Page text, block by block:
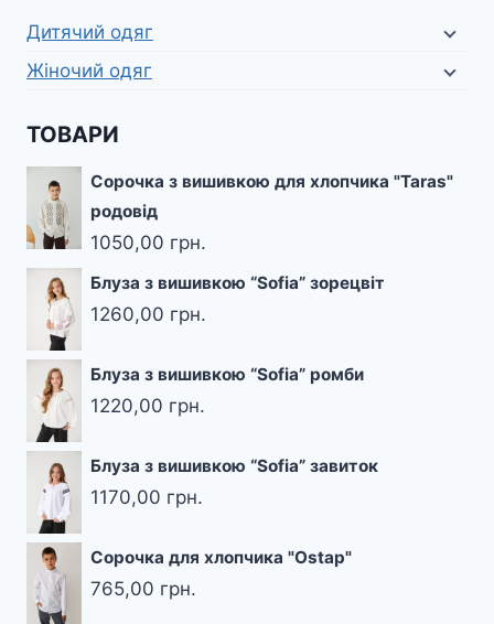
Дитячий одяг
Жіночий одяг
ТОВАРИ
Сорочка з вишивкою для хлопчика "Taras"
родовід
1050,00 грн.
Блуза з вишивкою “Sofia” зорецвіт
1260,00 грн.
Блуза з вишивкою “Sofia” ромби
1220,00 грн.
Блуза з вишивкою “Sofia” завиток
1170,00 грн.
Сорочка для хлопчика "Ostap"
765,00 грн.